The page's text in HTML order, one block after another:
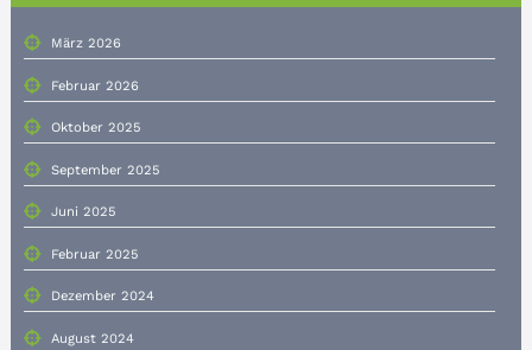
März 2026
Februar 2026
Oktober 2025
September 2025
Juni 2025
Februar 2025
Dezember 2024
August 2024